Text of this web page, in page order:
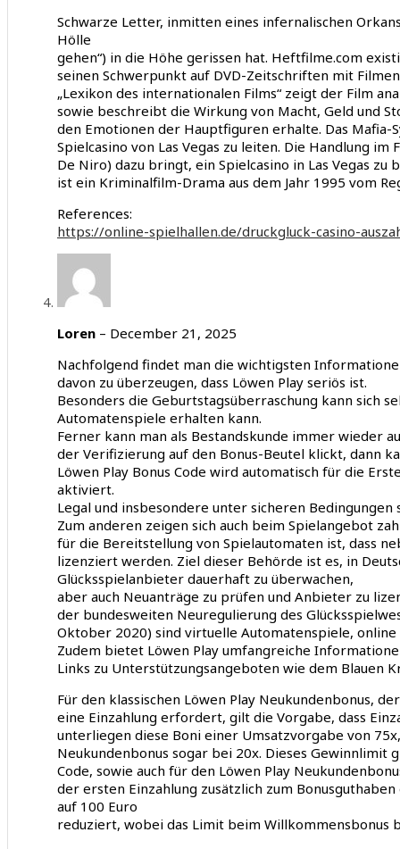
Schwarze Letter, inmitten eines infernalischen
Hölle
gehen“) in die Höhe gerissen hat. Heftfilme.com
seinen Schwerpunkt auf DVD-Zeitschriften mit
„Lexikon des internationalen Films“ zeigt der Film
sowie beschreibt die Wirkung von Macht, Geld und
den Emotionen der Hauptfiguren erhalte. Das
Spielcasino von Las Vegas zu leiten. Die Handlung im
De Niro) dazu bringt, ein Spielcasino in Las Vegas zu
ist ein Kriminalfilm-Drama aus dem Jahr 1995 vom
References:
https://online-spielhallen.de/druckgluck-casino-
Loren – December 21, 2025
Nachfolgend findet man die wichtigsten
davon zu überzeugen, dass Löwen Play seriös ist.
Besonders die Geburtstagsüberraschung kann sich
Automatenspiele erhalten kann.
Ferner kann man als Bestandskunde immer wieder
der Verifizierung auf den Bonus-Beutel klickt, dann
Löwen Play Bonus Code wird automatisch für die
aktiviert.
Legal und insbesondere unter sicheren
Zum anderen zeigen sich auch beim Spielangebot
für die Bereitstellung von Spielautomaten ist, dass
lizenziert werden. Ziel dieser Behörde ist es, in
Glücksspielanbieter dauerhaft zu überwachen,
aber auch Neuanträge zu prüfen und Anbieter zu
der bundesweiten Neuregulierung des
Oktober 2020) sind virtuelle Automatenspiele,
Zudem bietet Löwen Play umfangreiche
Links zu Unterstützungsangeboten wie dem Blauen
Für den klassischen Löwen Play Neukundenbonus,
eine Einzahlung erfordert, gilt die Vorgabe, dass
unterliegen diese Boni einer Umsatzvorgabe von
Neukundenbonus sogar bei 20x. Dieses Gewinnlimit
Code, sowie auch für den Löwen Play
der ersten Einzahlung zusätzlich zum
auf 100 Euro
reduziert, wobei das Limit beim Willkommensbonus